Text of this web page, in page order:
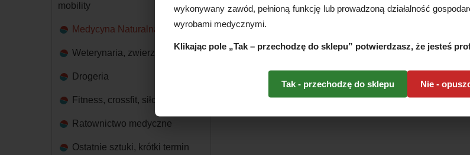
mobility
Medycyna Naturalna
Weterynaria, zwierzęta
Drogeria
Fitness, crossfit, siłownia
Ratownictwo medyczne
Ostatnie sztuki, krótki termin
wykonywany zawód, pełnioną funkcję lub prowadzoną działalność
wyrobami medycznymi.
Klikając pole „Tak – przechodzę do sklepu” potwierdzasz, że jesteś
Tak - przechodzę do sklepu Nie -